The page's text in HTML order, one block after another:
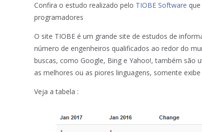
Confira o estudo realizado pelo TIOBE Software
programadores
O site TIOBE é um grande site de estudos de
número de engenheiros qualificados ao redor do
buscas, como Google, Bing e Yahoo!, também são
as melhores ou as piores linguagens, somente
Veja a tabela :